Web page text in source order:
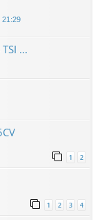
21:29
...
1 2
1 2 3 4